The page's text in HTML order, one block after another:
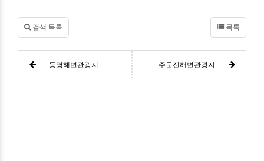
검색 목록 목록
등명해변관광지 주문진해변관광지